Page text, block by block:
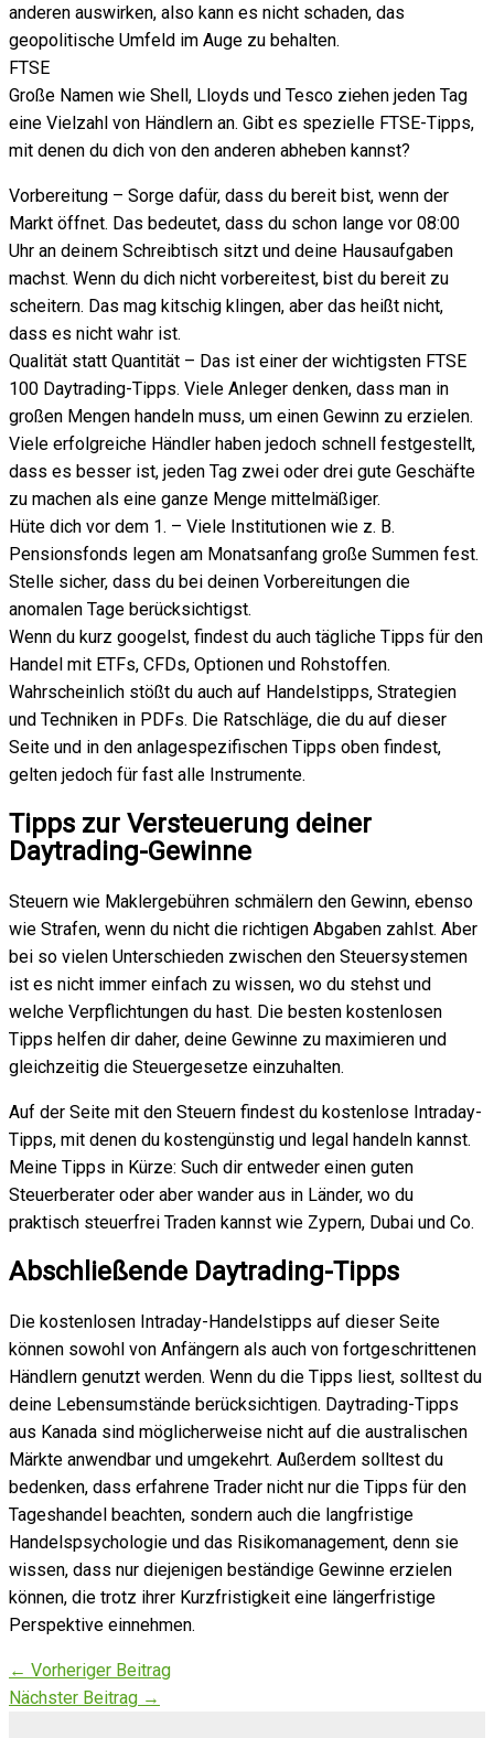
anderen auswirken, also kann es nicht schaden, das
geopolitische Umfeld im Auge zu behalten.
FTSE
Große Namen wie Shell, Lloyds und Tesco ziehen jeden Tag
eine Vielzahl von Händlern an. Gibt es spezielle FTSE-Tipps,
mit denen du dich von den anderen abheben kannst?
Vorbereitung – Sorge dafür, dass du bereit bist, wenn der
Markt öffnet. Das bedeutet, dass du schon lange vor 08:00
Uhr an deinem Schreibtisch sitzt und deine Hausaufgaben
machst. Wenn du dich nicht vorbereitest, bist du bereit zu
scheitern. Das mag kitschig klingen, aber das heißt nicht,
dass es nicht wahr ist.
Qualität statt Quantität – Das ist einer der wichtigsten FTSE
100 Daytrading-Tipps. Viele Anleger denken, dass man in
großen Mengen handeln muss, um einen Gewinn zu erzielen.
Viele erfolgreiche Händler haben jedoch schnell festgestellt,
dass es besser ist, jeden Tag zwei oder drei gute Geschäfte
zu machen als eine ganze Menge mittelmäßiger.
Hüte dich vor dem 1. – Viele Institutionen wie z. B.
Pensionsfonds legen am Monatsanfang große Summen fest.
Stelle sicher, dass du bei deinen Vorbereitungen die
anomalen Tage berücksichtigst.
Wenn du kurz googelst, findest du auch tägliche Tipps für den
Handel mit ETFs, CFDs, Optionen und Rohstoffen.
Wahrscheinlich stößt du auch auf Handelstipps, Strategien
und Techniken in PDFs. Die Ratschläge, die du auf dieser
Seite und in den anlagespezifischen Tipps oben findest,
gelten jedoch für fast alle Instrumente.
Tipps zur Versteuerung deiner
Daytrading-Gewinne
Steuern wie Maklergebühren schmälern den Gewinn, ebenso
wie Strafen, wenn du nicht die richtigen Abgaben zahlst. Aber
bei so vielen Unterschieden zwischen den Steuersystemen
ist es nicht immer einfach zu wissen, wo du stehst und
welche Verpflichtungen du hast. Die besten kostenlosen
Tipps helfen dir daher, deine Gewinne zu maximieren und
gleichzeitig die Steuergesetze einzuhalten.
Auf der Seite mit den Steuern findest du kostenlose Intraday-
Tipps, mit denen du kostengünstig und legal handeln kannst.
Meine Tipps in Kürze: Such dir entweder einen guten
Steuerberater oder aber wander aus in Länder, wo du
praktisch steuerfrei Traden kannst wie Zypern, Dubai und Co.
Abschließende Daytrading-Tipps
Die kostenlosen Intraday-Handelstipps auf dieser Seite
können sowohl von Anfängern als auch von fortgeschrittenen
Händlern genutzt werden. Wenn du die Tipps liest, solltest du
deine Lebensumstände berücksichtigen. Daytrading-Tipps
aus Kanada sind möglicherweise nicht auf die australischen
Märkte anwendbar und umgekehrt. Außerdem solltest du
bedenken, dass erfahrene Trader nicht nur die Tipps für den
Tageshandel beachten, sondern auch die langfristige
Handelspsychologie und das Risikomanagement, denn sie
wissen, dass nur diejenigen beständige Gewinne erzielen
können, die trotz ihrer Kurzfristigkeit eine längerfristige
Perspektive einnehmen.
← Vorheriger Beitrag
Nächster Beitrag →